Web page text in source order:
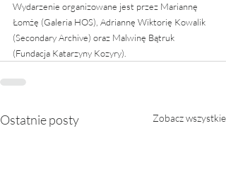
Wydarzenie organizowane jest przez Mariannę
Łomżę (Galeria HOS), Adriannę Wiktorię Kowalik
(Secondary Archive) oraz Malwinę Bątruk
(Fundacja Katarzyny Kozyry).
Ostatnie posty Zobacz wszystkie